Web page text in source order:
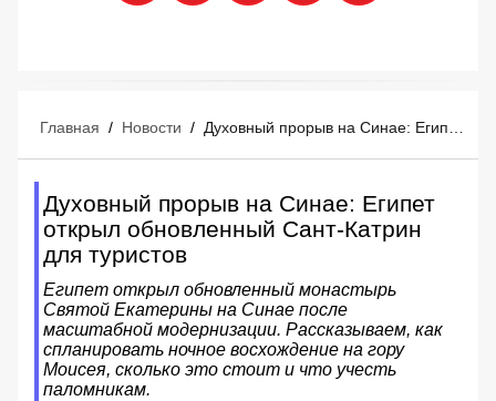
Главная / Новости / Духовный прорыв на Синае: Египет открыл обновленный Сант-Катрин для туристов
Духовный прорыв на Синае: Египет
открыл обновленный Сант-Катрин
для туристов
Египет открыл обновленный монастырь
Святой Екатерины на Синае после
масштабной модернизации. Рассказываем, как
спланировать ночное восхождение на гору
Моисея, сколько это стоит и что учесть
паломникам.